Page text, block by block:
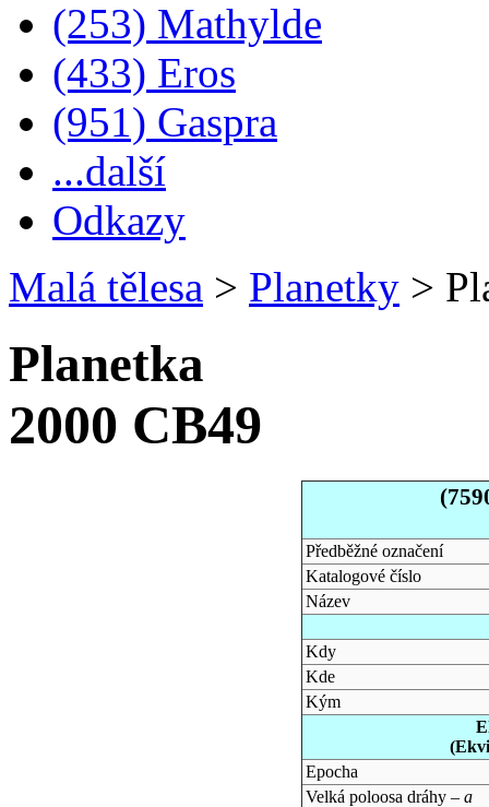
(253) Mathylde
(433) Eros
(951) Gaspra
...další
Odkazy
Malá tělesa > Planetky >
Planetka
2000 CB49
Předběžné označení
Katalogové číslo
Název
Kdy
Kde
Kým
Epocha
Velká poloosa dráhy – a